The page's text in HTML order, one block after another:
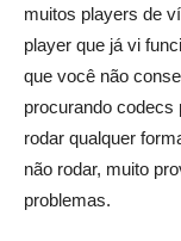
muitos players de
player que já vi
que você não
procurando codecs
rodar qualquer
não rodar, muito
problemas.